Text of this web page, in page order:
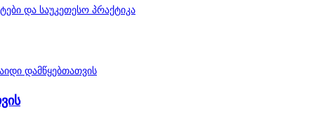
და საუკეთესო პრაქტიკა